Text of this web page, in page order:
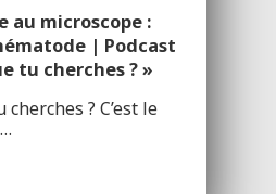
au microscope :
| Podcast
tu cherches ? »
cherches ? C’est le